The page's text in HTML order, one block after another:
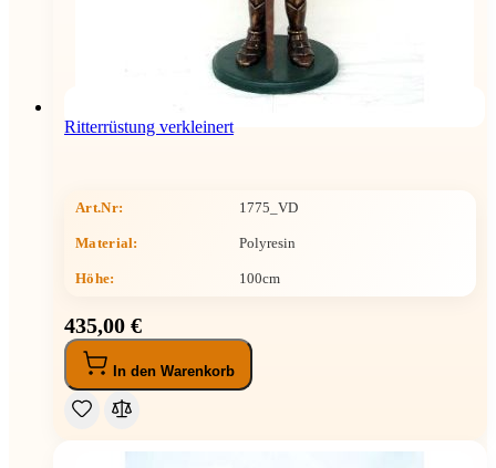
Ritterrüstung verkleinert
Art.Nr: 1775_VD
Material: Polyresin
Höhe: 100cm
435,00 €
In den Warenkorb